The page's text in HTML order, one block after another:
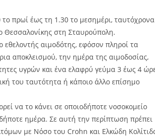
πρωί έως τη 1.30 το μεσημέρι, ταυτόχρονα
Θεσσαλονίκης στη Σταυρούπολη.
εθελοντής αιμοδότης, εφόσον πληροί τα
αποκλεισμού, την ημέρα της αιμοδοσίας,
υγρών και ένα ελαφρύ γεύμα 3 έως 4
του ταυτότητα ή κάποιο άλλο επίσημο
να το κάνει σε οποιοδήποτε νοσοκομείο
ημέρα. Σε αυτή την περίπτωση πρέπει
με Νόσο του Crohn και Ελκώδη